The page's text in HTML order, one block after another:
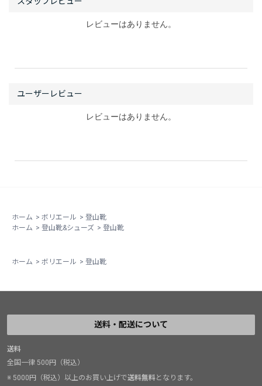
レビューはありません。
レビューはありません。
ホーム > ボリエール > 登山靴
ホーム > 登山靴&シューズ > 登山靴
ホーム > ボリエール > 登山靴
送料・配送について
送料
全国一律 500円（税込）
※ 5000円（税込）以上のお買い上げで送料無料となります。